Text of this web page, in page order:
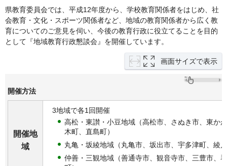
県教育委員会では、平成12年度から、学校教育関係者をはじめ、社
会教育・文化・スポーツ関係者など、地域の教育関係者から広く教
育についてのご意見を伺い、今後の教育行政に役立てることを目的
として『地域教育行政懇談会』を開催しています。
画面サイズで表示
開催方法
開催地
域
3地域で各1回開催
高松・東讃・小豆地域（高松市、さぬき市、東か
木町、直島町）
丸亀・坂綾地域（丸亀市、坂出市、宇多津町、綾
仲善・三観地域（善通寺市、観音寺市、三豊市、